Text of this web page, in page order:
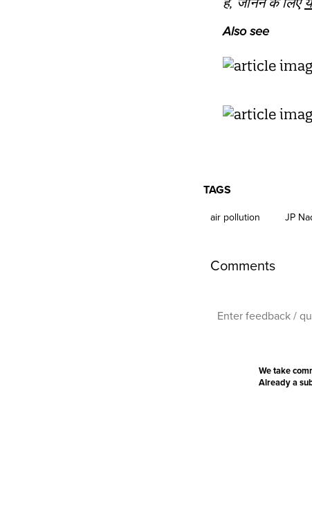
हैंं, जानने के लिए
Also see
TAGS
air pollution JP
Comments
We take
Already a